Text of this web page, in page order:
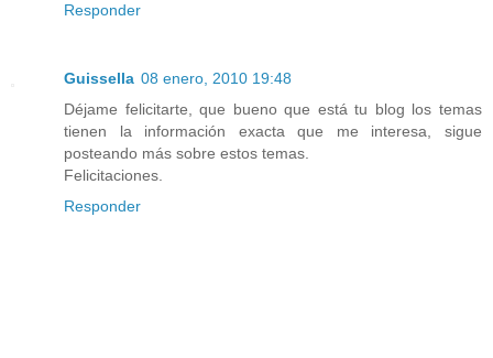
Responder
Guissella 08 enero, 2010 19:48
Déjame felicitarte, que bueno que está tu blog los temas
tienen la información exacta que me interesa, sigue
posteando más sobre estos temas.
Felicitaciones.
Responder